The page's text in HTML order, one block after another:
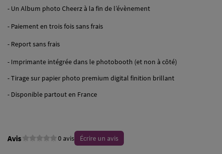
- Un Album photo Cheerz à la fin de l’évènement
- Paiement en trois fois sans frais
- Report sans frais
- Imprimante intégrée dans le photobooth (et non à côté)
- Tirage sur papier photo premium digital finition brillant
- Disponible partout en France
Avis 0 avis Écrire un avis